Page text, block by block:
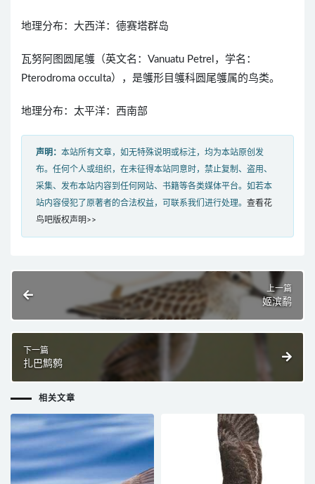
地理分布：大西洋：德赛塔群岛
瓦努阿图圆尾鹱（英文名：Vanuatu Petrel，学名：
Pterodroma occulta），是鹱形目鹱科圆尾鹱属的鸟类。
地理分布：太平洋：西南部
声明： 本站所有文章，如无特殊说明或标注，均为本站原创发
布。任何个人或组织，在未征得本站同意时，禁止复制、盗用、
采集、发布本站内容到任何网站、书籍等各类媒体平台。如若本
站内容侵犯了原著者的合法权益，可联系我们进行处理。 查看花
鸟吧版权声明>>
上一篇
姬滨鹬
下一篇
扎巴鹪鹩
相关文章